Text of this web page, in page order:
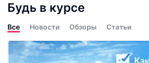
Будь в курсе
Все Новости Обзоры Статьи